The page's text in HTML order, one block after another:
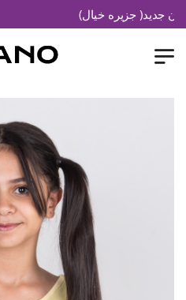
جدید( جزیره خیال)